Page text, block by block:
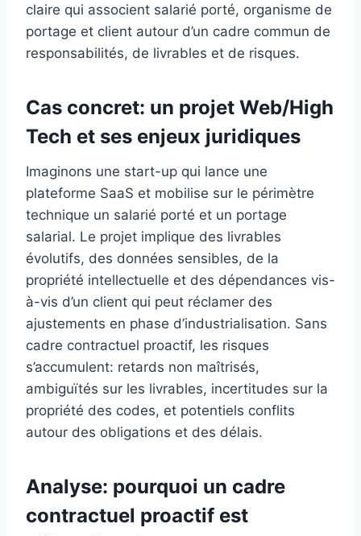
claire qui associent salarié porté, organisme de
portage et client autour d’un cadre commun de
responsabilités, de livrables et de risques.
Cas concret: un projet Web/High
Tech et ses enjeux juridiques
Imaginons une start-up qui lance une
plateforme SaaS et mobilise sur le périmètre
technique un salarié porté et un portage
salarial. Le projet implique des livrables
évolutifs, des données sensibles, de la
propriété intellectuelle et des dépendances vis-
à-vis d’un client qui peut réclamer des
ajustements en phase d’industrialisation. Sans
cadre contractuel proactif, les risques
s’accumulent: retards non maîtrisés,
ambiguïtés sur les livrables, incertitudes sur la
propriété des codes, et potentiels conflits
autour des obligations et des délais.
Analyse: pourquoi un cadre
contractuel proactif est